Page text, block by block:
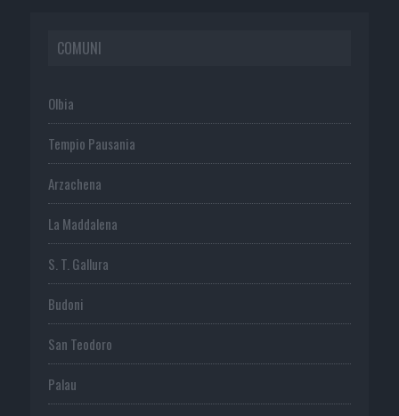
COMUNI
Olbia
Tempio Pausania
Arzachena
La Maddalena
S. T. Gallura
Budoni
San Teodoro
Palau